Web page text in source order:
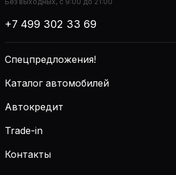
+7 499 302 33 69
Спецпредложения!
Каталог автомобилей
Автокредит
Trade-in
Контакты